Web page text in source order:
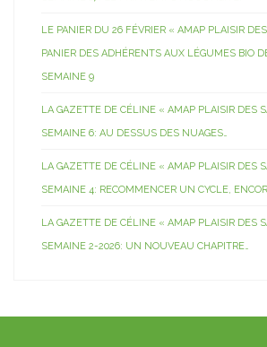
LE PANIER DU 26 FÉVRIER « AMAP PLAISIR
PANIER DES ADHÉRENTS AUX LÉGUMES BIO
SEMAINE 9
LA GAZETTE DE CÉLINE « AMAP PLAISIR DES
SEMAINE 6: AU DESSUS DES NUAGES…
LA GAZETTE DE CÉLINE « AMAP PLAISIR DES
SEMAINE 4: RECOMMENCER UN CYCLE,
LA GAZETTE DE CÉLINE « AMAP PLAISIR DES
SEMAINE 2-2026: UN NOUVEAU CHAPITRE…